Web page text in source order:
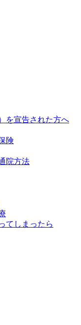
を宣告された方へ
険
院方法
てしまったら